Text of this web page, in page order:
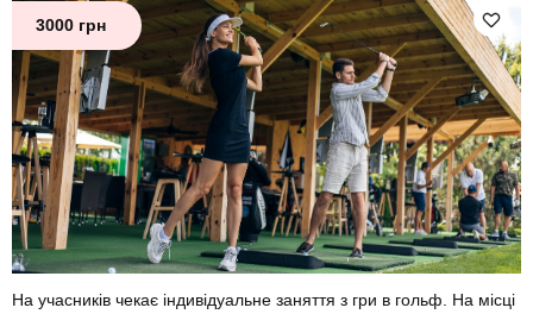
3000 грн
На учасників чекає індивідуальне заняття з гри в гольф. На місці